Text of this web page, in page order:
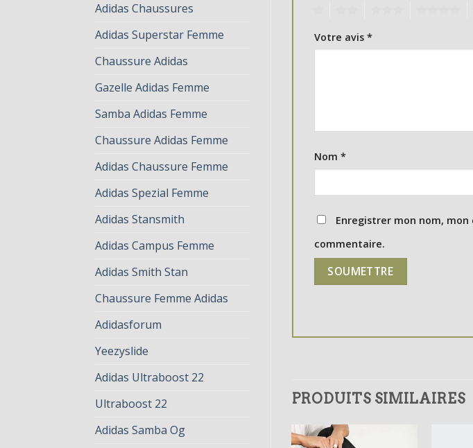
Adidas Chaussures
Adidas Superstar Femme
Chaussure Adidas
Gazelle Adidas Femme
Samba Adidas Femme
Chaussure Adidas Femme
Adidas Chaussure Femme
Adidas Spezial Femme
Adidas Stansmith
Adidas Campus Femme
Adidas Smith Stan
Chaussure Femme Adidas
Adidasforum
Yeezyslide
Adidas Ultraboost 22
Ultraboost 22
Adidas Samba Og
Votre avis *
Nom *
Enregistrer mon nom,
commentaire.
PRODUITS SIMILAIRES